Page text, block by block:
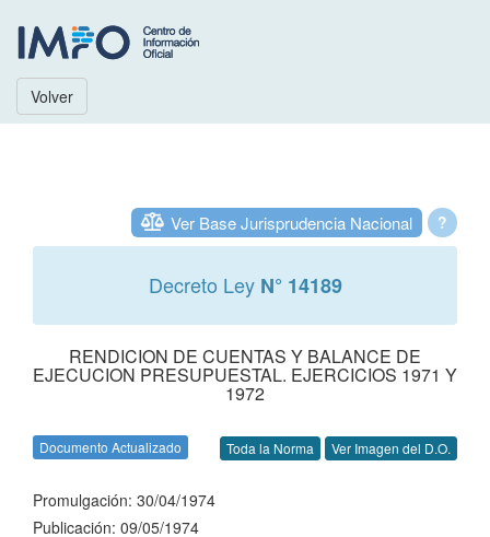
Volver
?
Ver Base Jurisprudencia Nacional
Decreto Ley N° 14189
RENDICION DE CUENTAS Y BALANCE DE
EJECUCION PRESUPUESTAL. EJERCICIOS 1971 Y
1972
Documento Actualizado Toda la Norma Ver Imagen del D.O.
Promulgación: 30/04/1974
Publicación: 09/05/1974